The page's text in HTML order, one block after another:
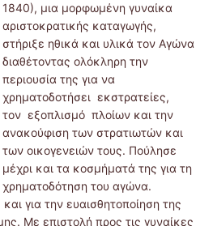
1840), μια μορφωμένη γυναίκα
αριστοκρατικής καταγωγής,
στήριξε ηθικά και υλικά τον Αγώνα
διαθέτοντας ολόκληρη την
περιουσία της για να
χρηματοδοτήσει εκστρατείες,
τον εξοπλισμό πλοίων και την
ανακούφιση των στρατιωτών και
των οικογενειών τους. Πούλησε
μέχρι και τα κοσμήματά της για τη
χρηματοδότηση του αγώνα.
για την ευαισθητοποίηση της
Με επιστολή προς τις γυναίκες